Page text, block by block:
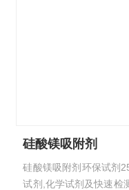
硅酸镁吸附剂
硅酸镁吸附剂环保试剂
试剂,化学试剂及快速检